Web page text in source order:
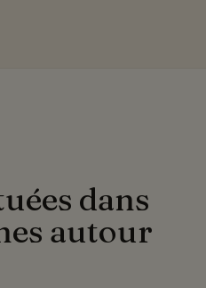
dans
autour